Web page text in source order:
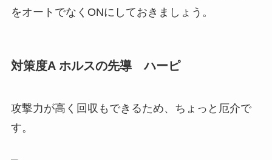
をオートでなくONにしておきましょう。
対策度A ホルスの先導 ハーピ
攻撃力が高く回収もできるため、ちょっと厄介で
す。